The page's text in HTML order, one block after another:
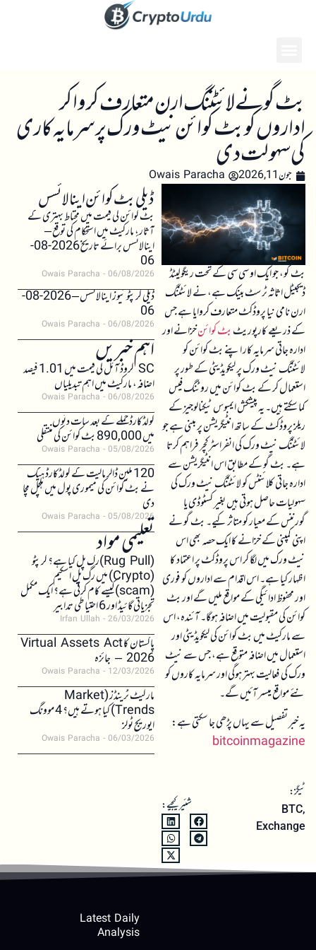
بٹ گو نے لائٹننگ ارن متعارف کروا کر
اداروں کو بٹ کوائن نیٹ ورک پر سرمایہ کاری
کی سہولت دی
جون 11, 2026 Owais Paracha
بٹ گو، جو ایک او سی سی کے تحت ریگولیٹڈ
ڈیجیٹل اثاثہ ٹرسٹ بینک ہے، نے لائٹننگ
ارن نامی نیا پروڈکٹ متعارف کروایا ہے جس
کے ذریعے کارپوریٹبٹ کوائنخزانے اور
ادارہ جاتی سرمایہ کار اپنے بٹ کوائن کو
لائٹننگ نیٹ ورک پر لیکویڈیٹی کے طور پر
استعمال کر کے بٹ کوائن میں روٹنگ فیس
کما سکتے ہیں۔ یہ پیشکش ایمبوس ٹیکنالوجیز کے
ریلز پروڈکٹ کے ساتھ انٹیگریشن پر مبنی ہے جو
لائٹننگ نیٹ ورک کی انفراسٹرکچر فراہم کرتا
ہے۔ بٹ گو کے مطابق اس انٹیگریشن سے
ادارہ جاتی کلائنٹس کو لائٹننگ نیٹ ورک کی
سہولیات حاصل ہوتی ہیں بغیر کسٹوڈی یا
گورننس کے معیار کو متاثر کیے۔ بٹ گو نے
اپنی کمپنی کے خزانے کا ایک حصہ بھی اس
نیٹ ورک میں لگا کر اس پروڈکٹ پر اعتماد کا
اظہار کیا ہے۔ اس اقدام سے اداروں کو فوری
اور محفوظ ادائیگی کے مواقع ملیں گے اور بٹ
کوائن کی مقبولیت میں اضافہ ہوگا۔ آئندہ، اس
سے مارکیٹ میں بٹ کوائن کی لیکویڈیٹی اور
استعمال میں اضافہ متوقع ہے، جس سے نیٹ
ورک کی فعالیت بہتر ہوگی اور سرمایہ کاروں کو
نئے مواقع میسر آئیں گے۔
یہ خبر تفصیل سے یہاں پڑھی جا سکتی ہے:
bitcoinmagazine
ٹیگز:
BTC,
Exchange
شئیر کیجیے:
ڈیلی بٹ کوائن اینالائسس
بٹ کوائن کی قیمت میں محتاط بہتری کے
آثار، مارکیٹ میں استحکام کی توقع –
اینالائسس برائے تاریخ 2026-08-
06
Owais Paracha 06/08/2026
ڈیلی کرپٹو نیوز اینالائسس – 2026-08-
06
Owais Paracha 06/08/2026
اہم خبریں SC کروڈ آئل کی قیمت میں 1.01 فیصد
اضافہ، مارکیٹ میں اہم تبدیلیاں
Owais Paracha 06/08/2026
کولڈکارڈ حملے کے بعد سات دنوں
میں 890,000 بٹ کوائن کی منتقلی
Owais Paracha 05/08/2026
120 ملین ڈالر مالیت کے کولڈکارڈ ہیک
نے بٹ کوائن کی میموری پول میں ہلچل مچا
دی
Owais Paracha 05/08/2026
تعلیمی مواد(Rug Pull)رگ پل کیا ہے؟ کرپٹو
(Crypto) میں رگ پل اسکیم
(scam)کیسے کام کرتی ہے؟ ایک مکمل
تجزیاتی گائیڈ اور 6 احتیاطی تدابیر
Irfan Ullah 26/03/2026
پاکستان کا Virtual Assets Act
2026 – جائزہ
Owais Paracha 12/03/2026
مارکیٹ ٹرینڈز (Market
Trends) کیا ہوتے ہیں؟ 4 موونگ
ایوریج ٹولز
Owais Paracha 06/03/2026
Latest Daily
Analysis